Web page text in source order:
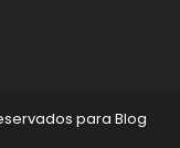
para Blog